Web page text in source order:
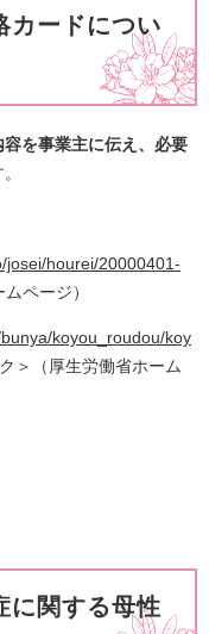
カードについ
を事業主に伝え、必要
josei/hourei/20000401-
ページ）
koyou_roudou/koy
＞
（厚生労働省ホーム
に関する母性